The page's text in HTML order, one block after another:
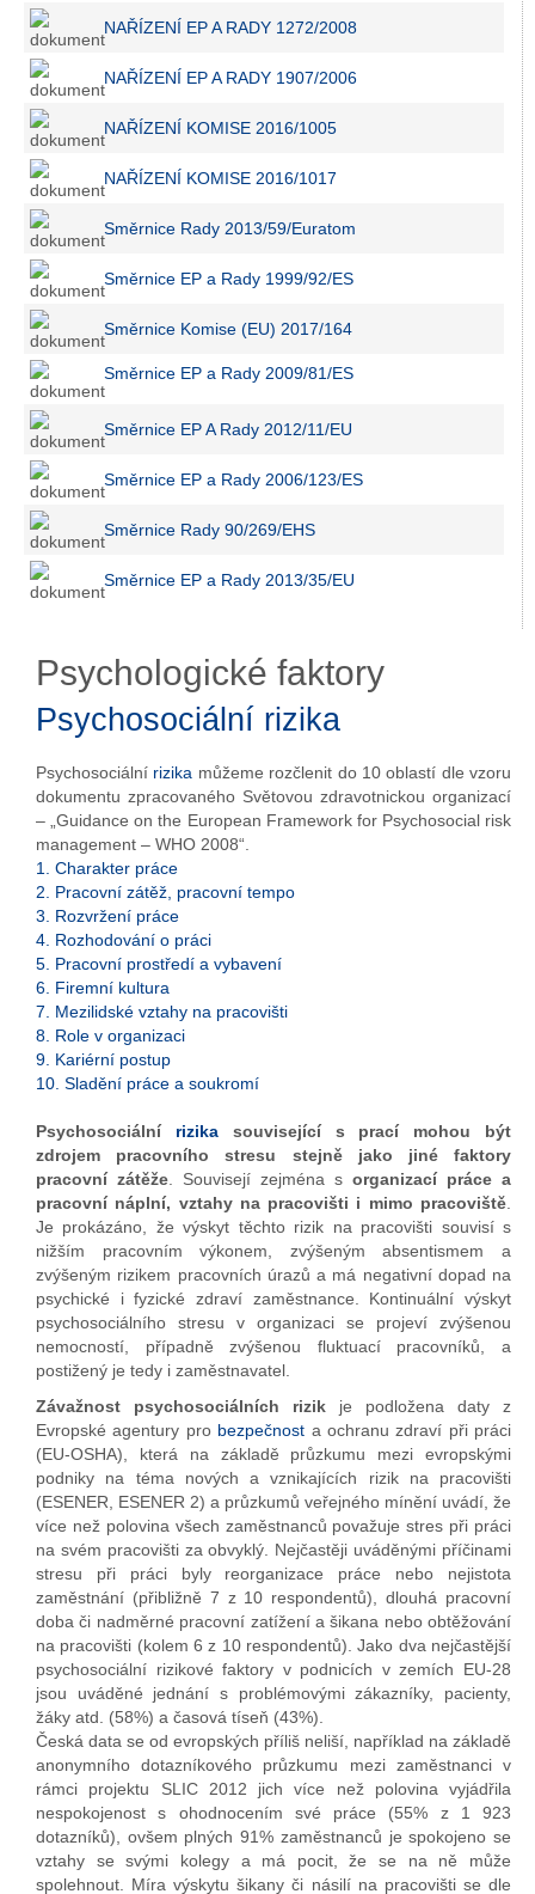
NAŘÍZENÍ EP A RADY 1272/2008
NAŘÍZENÍ EP A RADY 1907/2006
NAŘÍZENÍ KOMISE 2016/1005
NAŘÍZENÍ KOMISE 2016/1017
Směrnice Rady 2013/59/Euratom
Směrnice EP a Rady 1999/92/ES
Směrnice Komise (EU) 2017/164
Směrnice EP a Rady 2009/81/ES
Směrnice EP A Rady 2012/11/EU
Směrnice EP a Rady 2006/123/ES
Směrnice Rady 90/269/EHS
Směrnice EP a Rady 2013/35/EU
Psychologické faktory
Psychosociální rizika
Psychosociální rizika můžeme rozčlenit do 10 oblastí dle vzoru
dokumentu zpracovaného Světovou zdravotnickou organizací
– „Guidance on the European Framework for Psychosocial risk
management – WHO 2008“.
1. Charakter práce
2. Pracovní zátěž, pracovní tempo
3. Rozvržení práce
4. Rozhodování o práci
5. Pracovní prostředí a vybavení
6. Firemní kultura
7. Mezilidské vztahy na pracovišti
8. Role v organizaci
9. Kariérní postup
10. Sladění práce a soukromí
Psychosociální rizikasouvisející s prací mohou být
zdrojem pracovního stresu stejně jako jiné faktory
pracovní zátěže . Souvisejí zejména s organizací práce a
pracovní náplní, vztahy na pracovišti i mimo pracoviště
Je prokázáno, že výskyt těchto rizik na pracovišti souvisí s
nižším pracovním výkonem, zvýšeným absentismem a
zvýšeným rizikem pracovních úrazů a má negativní dopad na
psychické i fyzické zdraví zaměstnance. Kontinuální výskyt
psychosociálního stresu v organizaci se projeví zvýšenou
nemocností, případně zvýšenou fluktuací pracovníků, a
postižený je tedy i zaměstnavatel.
Závažnost psychosociálních rizik je podložena daty z
Evropské agentury pro bezpečnost a ochranu zdraví při práci
(EU-OSHA), která na základě průzkumu mezi evropskými
podniky na téma nových a vznikajících rizik na pracovišti
(ESENER, ESENER 2) a průzkumů veřejného mínění uvádí, že
více než polovina všech zaměstnanců považuje stres při práci
na svém pracovišti za obvyklý. Nejčastěji uváděnými příčinami
stresu při práci byly reorganizace práce nebo nejistota
zaměstnání (přibližně 7 z 10 respondentů), dlouhá pracovní
doba či nadměrné pracovní zatížení a šikana nebo obtěžování
na pracovišti (kolem 6 z 10 respondentů). Jako dva nejčastější
psychosociální rizikové faktory v podnicích v zemích EU-28
jsou uváděné jednání s problémovými zákazníky, pacienty,
žáky atd. (58%) a časová tíseň (43%).
Česká data se od evropských příliš neliší, například na základě
anonymního dotazníkového průzkumu mezi zaměstnanci v
rámci projektu SLIC 2012 jich více než polovina vyjádřila
nespokojenost s ohodnocením své práce (55% z 1 923
dotazníků), ovšem plných 91% zaměstnanců je spokojeno se
vztahy se svými kolegy a má pocit, že se na ně může
spolehnout. Míra výskytu šikany či násilí na pracovišti se dle